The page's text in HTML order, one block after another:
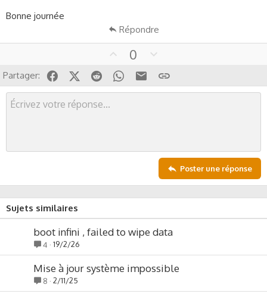
Bonne journée
Répondre
p
v
o
0
w
n
Partager: FacebookX (Twitter)
Reddit WhatsApp
Email
Poster une réponse
Sujets similaires
boot infini , failed to wipe data
4 19/2/26
Mise à jour système impossible
8 2/11/25